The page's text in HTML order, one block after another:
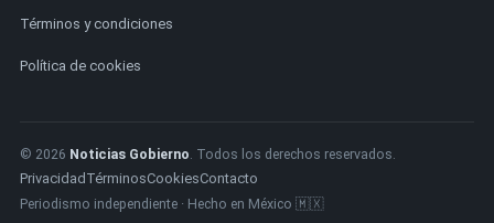
Términos y condiciones
Política de cookies
© 2026 Noticias Gobierno. Todos los derechos reservados.
Privacidad TérminosCookiesContacto
Periodismo independiente · Hecho en México 🇲🇽